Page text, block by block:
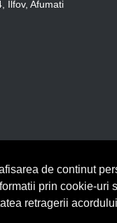
Ilfov, Afumati
rezervate.
de continut
prin cookie-
retragerii